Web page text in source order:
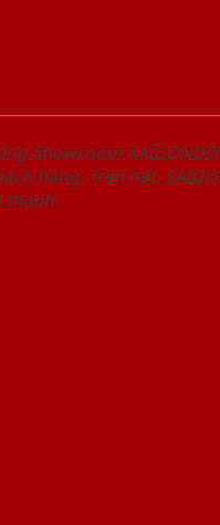
Showroom
hàng. Trên hết,
thành.